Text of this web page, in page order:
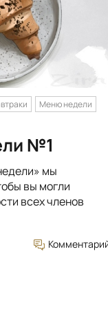
Меню недели
№1
мы
вы могли
всех членов